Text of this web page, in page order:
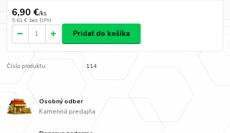
6,90 €/ks
5,61 € bez DPH
Pridať do košíka
Číslo produktu: 114
Osobný odber
Kamenná predajňa